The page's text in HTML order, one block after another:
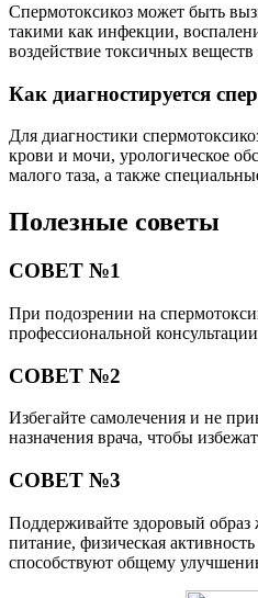
Спермотоксикоз может быть
такими как инфекции,
воздействие токсичных
Как диагностируется
Для диагностики
крови и мочи, урологическое
малого таза, а также
Полезные советы
СОВЕТ №1
При подозрении на
профессиональной
СОВЕТ №2
Избегайте самолечения и не
назначения врача, чтобы
СОВЕТ №3
Поддерживайте здоровый образ
питание, физическая
способствуют общему